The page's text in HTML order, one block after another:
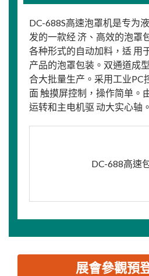
DC-688S高速泡罩机是专为
发的一款经 济、高效的泡罩
各种形式的自动加料，适 用
产品的泡罩包装。双通道成
合大批量生产。采用工业PC
面 触摸屏控制，操作简单。
运转和主电机驱 动大实心轴。
DC-688高速
展會參觀預